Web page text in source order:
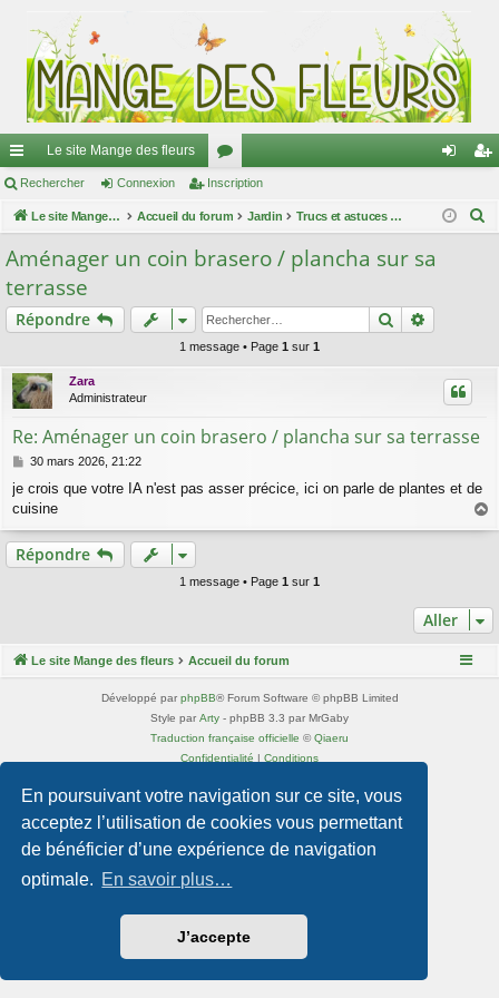
En poursuivant votre navigation sur ce site, vous
acceptez l’utilisation de cookies vous permettant
de bénéficier d’une expérience de navigation
optimale. En savoir plus…
J’accepte
ac
co
ur
ci
Le site Mange des fleurs
or
u ne cri
Rechercher Connexion Inscription
Le site Mange des fleurs Accueil du forum Jardin Trucs et astuces au jardin
Aménager un coin brasero / plancha sur sa
terrasse
Répondre Rechercher
1 message • Page 1 sur 1
Zara
Administrateur
Re: Aménager un coin brasero / plancha sur sa terrasse
M
s
s
g
e
30 mars 2026, 21:22
je crois que votre IA n'est pas asser précice, ici on parle de plantes et de
cuisine
a
Répondre
1 message • Page 1 sur 1
Aller
Le site Mange des fleurs Accueil du forum
Développé par phpBB® Forum Software © phpBB Limited
Style par Arty - phpBB 3.3 par MrGaby
Traduction française officielle ©Qiaeru
Confidentialité | Conditions